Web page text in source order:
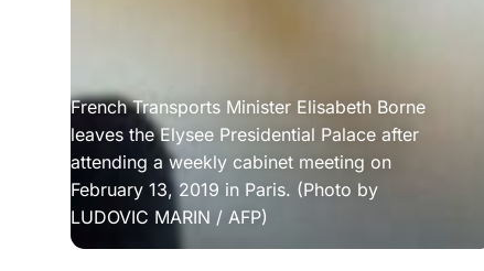
French Transports Minister Elisabeth Borne
leaves the Elysee Presidential Palace after
attending a weekly cabinet meeting on
February 13, 2019 in Paris. (Photo by
LUDOVIC MARIN / AFP)